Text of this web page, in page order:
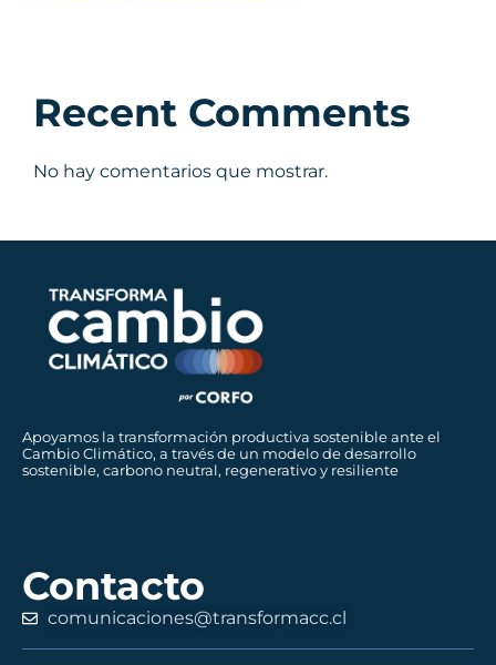
Recent Comments
No hay comentarios que mostrar.
Apoyamos la transformación productiva sostenible ante el
Cambio Climático, a través de un modelo de desarrollo
sostenible, carbono neutral, regenerativo y resiliente
Contacto
comunicaciones@transformacc.cl